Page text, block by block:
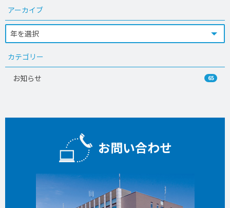
アーカイブ
カテゴリー
お知らせ 65
お問い合わせ